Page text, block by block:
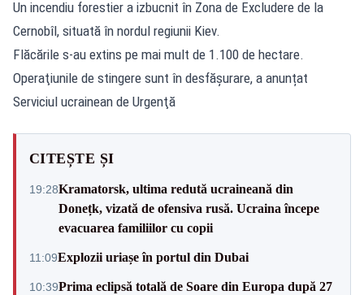
Un incendiu forestier a izbucnit în Zona de Excludere de la
Cernobîl, situată în nordul regiunii Kiev.
Flăcările s-au extins pe mai mult de 1.100 de hectare.
Operaţiunile de stingere sunt în desfășurare, a anunțat
Serviciul ucrainean de Urgenţă
CITEȘTE ȘI
19:28Kramatorsk, ultima redută ucraineană din
Donețk, vizată de ofensiva rusă. Ucraina începe
evacuarea familiilor cu copii
11:09Explozii uriașe în portul din Dubai
10:39Prima eclipsă totală de Soare din Europa după 27